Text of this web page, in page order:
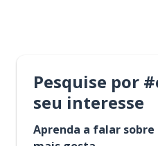
Pesquise por
seu interesse
Aprenda a falar sobre